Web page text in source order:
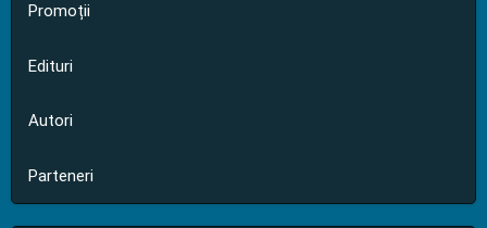
Promoții
Edituri
Autori
Parteneri